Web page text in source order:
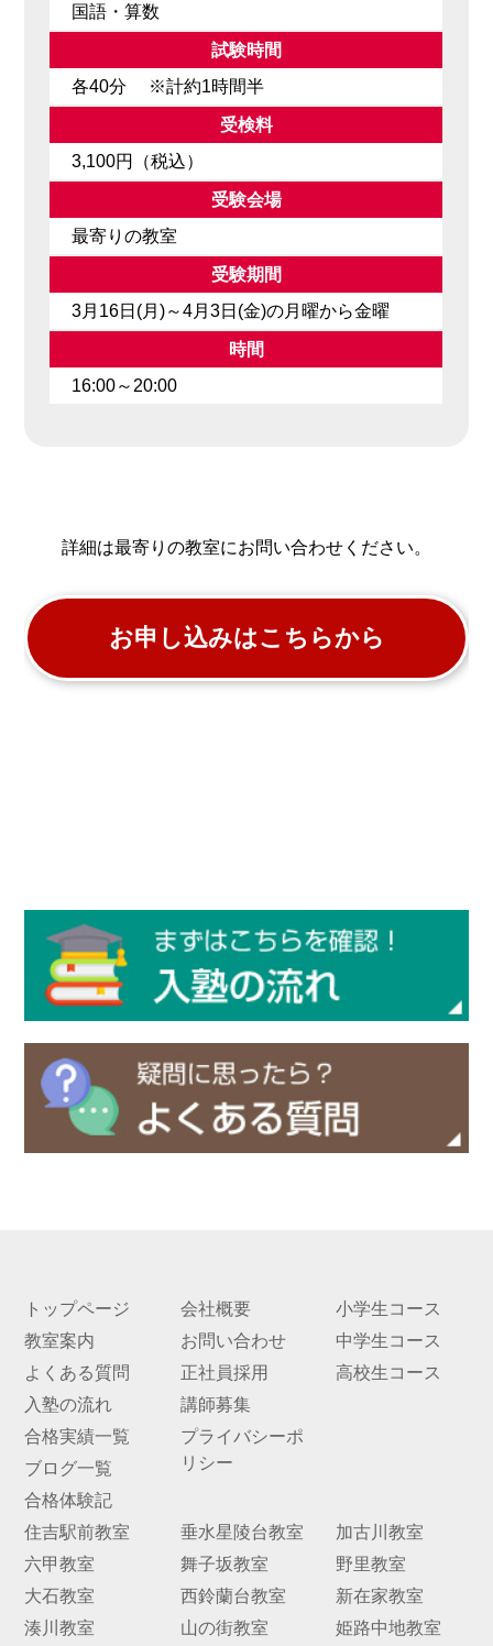
国語・算数
試験時間
各40分 ※計約1時間半
受検料
3,100円（税込）
受験会場
最寄りの教室
受験期間
3月16日(月)～4月3日(金)の月曜から金曜
時間
16:00～20:00
詳細は最寄りの教室にお問い合わせください。
お申し込みはこちらから
トップページ
教室案内
よくある質問
入塾の流れ
合格実績一覧
ブログ一覧
合格体験記
会社概要
お問い合わせ
正社員採用
講師募集
プライバシーポ
リシー
小学生コース
中学生コース
高校生コース
住吉駅前教室
六甲教室
大石教室
湊川教室
垂水星陵台教室
舞子坂教室
西鈴蘭台教室
山の街教室
加古川教室
野里教室
新在家教室
姫路中地教室